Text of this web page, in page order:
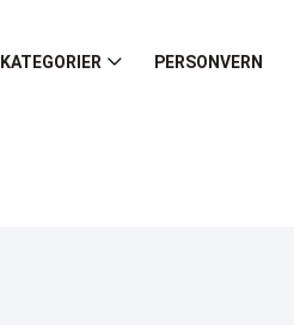
KATEGORIER PERSONVERN